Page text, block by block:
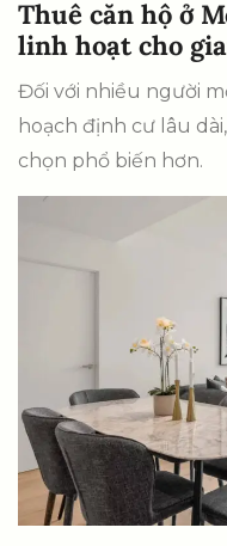
Thuê căn hộ ở
linh hoạt cho
Đối với nhiều người
hoạch định cư lâu
chọn phổ biến hơn.